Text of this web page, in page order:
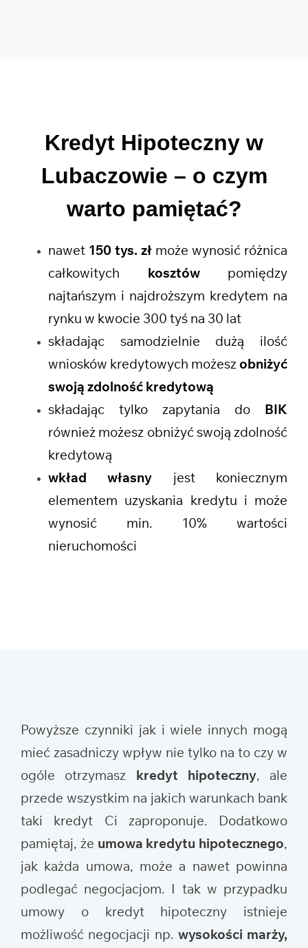
Kredyt Hipoteczny w
Lubaczowie – o czym
warto pamiętać?
nawet 150 tys. zł może wynosić różnica
całkowitych kosztówpomiędzy
najtańszym i najdroższym kredytem na
rynku w kwocie 300 tyś na 30 lat
składając samodzielnie dużą ilość
wniosków kredytowych możesz obniżyć
swoją zdolność kredytową
składając tylko zapytania do BIK
również możesz obniżyć swoją zdolność
kredytową
wkład własny jest koniecznym
elementem uzyskania kredytu i może
wynosić min. 10% wartości
nieruchomości
Powyższe czynniki jak i wiele innych mogą
mieć zasadniczy wpływ nie tylko na to czy w
ogóle otrzymasz kredyt hipoteczny, ale
przede wszystkim na jakich warunkach bank
taki kredyt Ci zaproponuje. Dodatkowo
pamiętaj, że umowa kredytu hipotecznego,
jak każda umowa, może a nawet powinna
podlegać negocjacjom. I tak w przypadku
umowy o kredyt hipoteczny istnieje
możliwość negocjacji np. wysokości marży,